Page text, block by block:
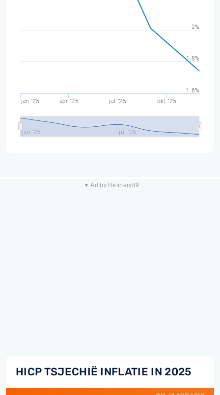
jan "25 apr "25 jul "25 okt "25
jan "25 jul "25
1.6%
1.8%
2%
▼ Ad by Refinery89
HICP TSJECHIË INFLATIE IN 2025